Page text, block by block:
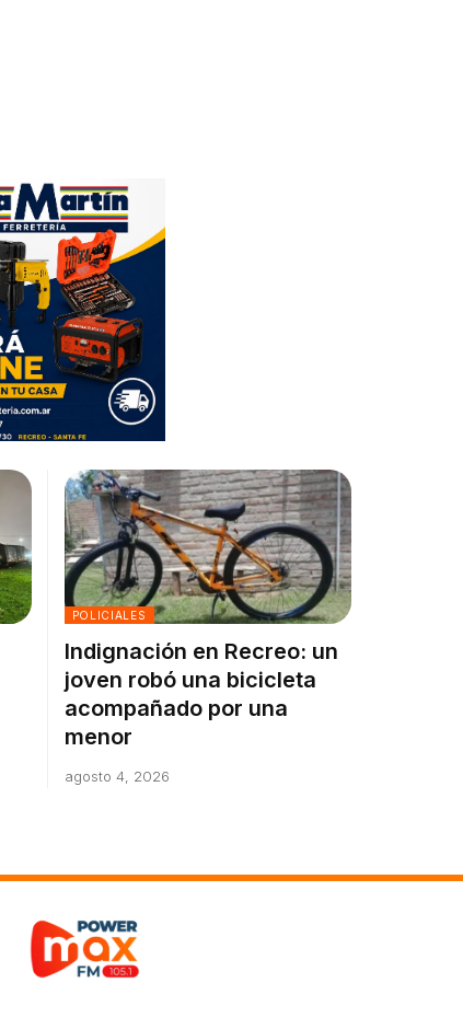
POLICIALES
Indignación en Recreo: un
joven robó una bicicleta
acompañado por una
menor
agosto 4, 2026